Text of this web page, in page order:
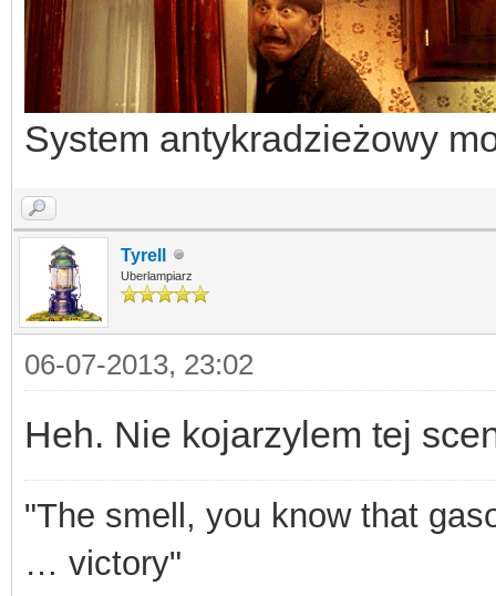
System antykradzieżowy
Tyrell
Uberlampiarz
06-07-2013, 23:02
Heh. Nie kojarzylem tej
"The smell, you know that
… victory"